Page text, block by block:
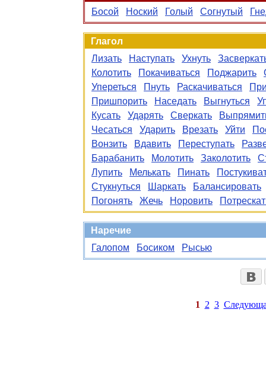
Босой
Ноский Голый Согнутый
Глагол
Лизать
Наступать Ухнуть
Колотить
Покачиваться Поджарить
Упереться
Пнуть Раскачиваться
Пришпорить
Наседать Выгнуться
Кусать
Ударять Сверкать
Чесаться
Ударить Врезать Уйти
Вонзить
Вдавить Переступать
Барабанить
Молотить Заколотить
Лупить
Мелькать Пинать
Стукнуться
Шаркать
Балансировать
Погонять
Жечь Норовить
Наречие
Галопом
Босиком Рысью
1 2 3